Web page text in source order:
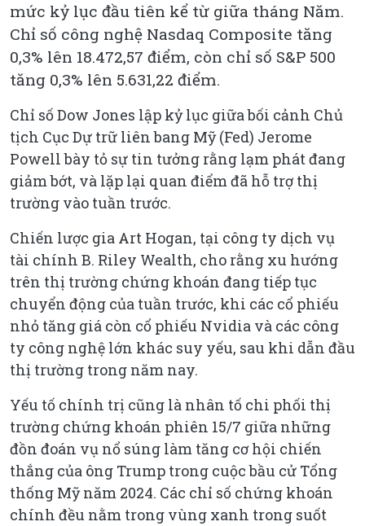
mức kỷ lục đầu tiên kể từ giữa tháng Năm.
Chỉ số công nghệ Nasdaq Composite tăng
0,3% lên 18.472,57 điểm, còn chỉ số S&P 500
tăng 0,3% lên 5.631,22 điểm.
Chỉ số Dow Jones lập kỷ lục giữa bối cảnh Chủ
tịch Cục Dự trữ liên bang Mỹ (Fed) Jerome
Powell bày tỏ sự tin tưởng rằng lạm phát đang
giảm bớt, và lặp lại quan điểm đã hỗ trợ thị
trường vào tuần trước.
Chiến lược gia Art Hogan, tại công ty dịch vụ
tài chính B. Riley Wealth, cho rằng xu hướng
trên thị trường chứng khoán đang tiếp tục
chuyển động của tuần trước, khi các cổ phiếu
nhỏ tăng giá còn cổ phiếu Nvidia và các công
ty công nghệ lớn khác suy yếu, sau khi dẫn đầu
thị trường trong năm nay.
Yếu tố chính trị cũng là nhân tố chi phối thị
trường chứng khoán phiên 15/7 giữa những
đồn đoán vụ nổ súng làm tăng cơ hội chiến
thắng của ông Trump trong cuộc bầu cử Tổng
thống Mỹ năm 2024. Các chỉ số chứng khoán
chính đều nằm trong vùng xanh trong suốt